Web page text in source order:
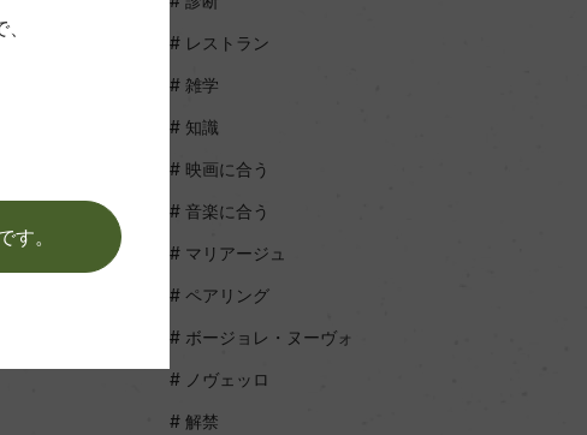
レストラン
雑学
知識
映画に合う
音楽に合う
マリアージュ
ペアリング
ボージョレ・ヌーヴォ
ノヴェッロ
解禁
す。